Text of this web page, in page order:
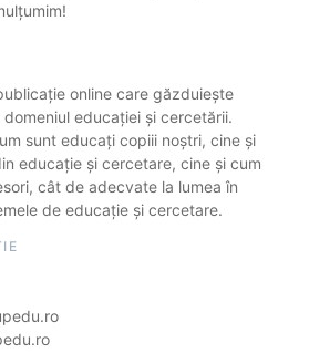
online care găzduiește
educației și cercetării.
sunt educați copiii noștri, cine și
educație și cercetare, cine și cum
cât de adecvate la lumea în
de educație și cercetare.